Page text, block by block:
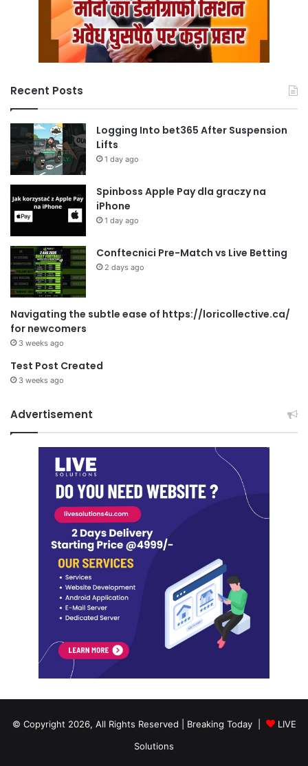
Recent Posts
Logging Into bet365 After Suspension
Lifts
1 day ago
Spinboss Apple Pay dla graczy na
iPhone
1 day ago
Conftecnici Pre-Match vs Live Betting
2 days ago
Navigating the subtle ease of https://loricollective.ca/
for newcomers
3 weeks ago
Test Post Created
3 weeks ago
Advertisement
© Copyright 2026, All Rights Reserved | Breaking Today |
LIVE
Solutions